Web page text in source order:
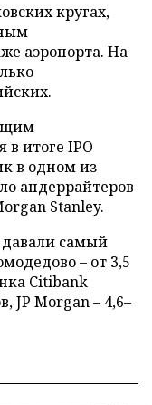
кругах,
аэропорта. На
в итоге IPO
в одном из
андеррайтеров
Stanley.
давали самый
– от 3,5
Citibank
JP Morgan – 4,6–